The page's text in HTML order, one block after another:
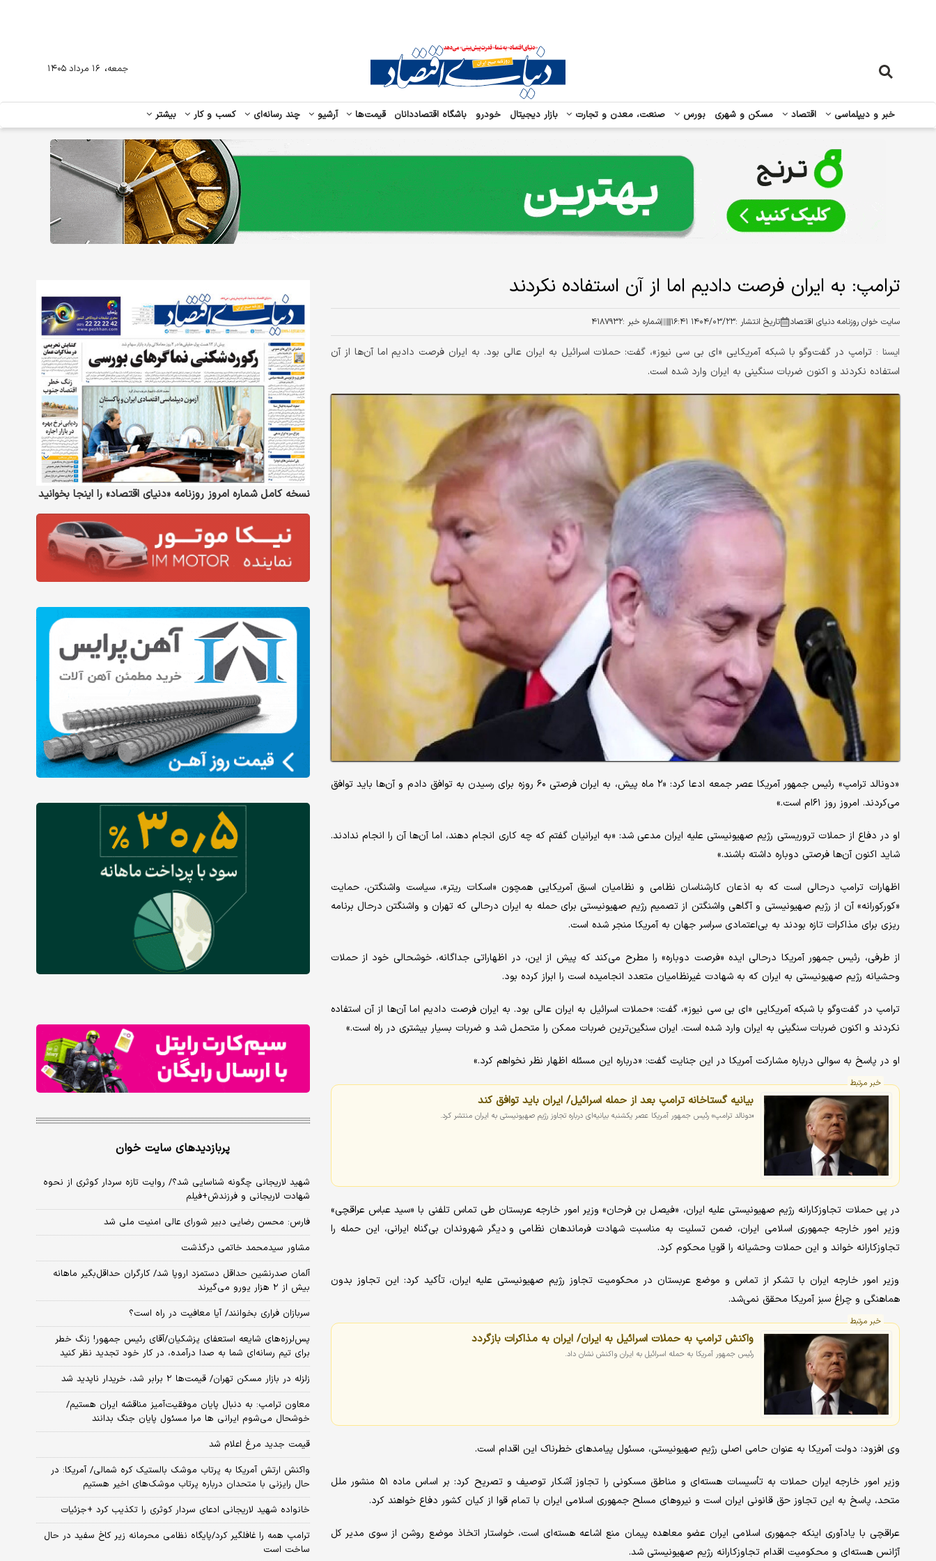
خبر و دیپلماسی اقتصاد مسکن و شهری بورس صنعت، معدن و تجارت بازار دیجیتال خودرو باشگاه اقتصاددانان قیمت‌ها آرشیو چند رسانه‌ای کسب و کار بیشتر
جمعه، ۱۶ مرداد ۱۴۰۵
ترامپ: به ایران فرصت دادیم اما از آن استفاده نکردند
سایت خوان روزنامه دنیای اقتصاد تاریخ انتشار :۱۴۰۴/۰۳/۲۳ ۱۶:۴۱ شماره خبر :۴۱۸۷۹۳۲
ایسنا : ترامپ در گفت‌وگو با شبکه آمریکایی «ای بی سی نیوز»، گفت: حملات اسرائیل به ایران عالی بود. به ایران فرصت دادیم اما آن‌ها از آن
استفاده نکردند و اکنون ضربات سنگینی به ایران وارد شده است.
«دونالد ترامپ» رئیس جمهور آمریکا عصر جمعه ادعا کرد: «۲ ماه پیش، به ایران فرصتی ۶۰ روزه برای رسیدن به توافق دادم و آن‌ها باید توافق
می‌کردند. امروز روز ۶۱ام است.»
او در دفاع از حملات تروریستی رژیم صهیونیستی علیه ایران مدعی شد: «به ایرانیان گفتم که چه کاری انجام دهند، اما آن‌ها آن را انجام ندادند.
شاید اکنون آن‌ها فرصتی دوباره داشته باشند.»
اظهارات ترامپ درحالی است که به اذعان کارشناسان نظامی و نظامیان اسبق آمریکایی همچون «اسکات ریتر»، سیاست واشنگتن، حمایت
«کورکورانه» آن از رژیم صهیونیستی و آگاهی واشنگتن از تصمیم رژیم صهیونیستی برای حمله به ایران درحالی که تهران و واشنگتن درحال برنامه
ریزی برای مذاکرات تازه بودند به بی‌اعتمادی سراسر جهان به آمریکا منجر شده است.
از طرفی، رئیس جمهور آمریکا درحالی ایده «فرصت دوباره» را مطرح می‌کند که پیش از این، در اظهاراتی جداگانه، خوشحالی خود از حملات
وحشیانه رژیم صهیونیستی به ایران که به شهادت غیرنظامیان متعدد انجامیده است را ابراز کرده بود.
ترامپ در گفت‌وگو با شبکه آمریکایی «ای بی سی نیوز»، گفت: «حملات اسرائیل به ایران عالی بود. به ایران فرصت دادیم اما آن‌ها از آن استفاده
نکردند و اکنون ضربات سنگینی به ایران وارد شده است. ایران سنگین‌ترین ضربات ممکن را متحمل شد و ضربات بسیار بیشتری در راه است.»
او در پاسخ به سوالی درباره مشارکت آمریکا در این جنایت گفت: «درباره این مسئله اظهار نظر نخواهم کرد.»
خبر مرتبط
بیانیه گستاخانه ترامپ بعد از حمله اسرائیل/ ایران باید توافق کند
«دونالد ترامپ» رئیس جمهور آمریکا عصر یکشنبه بیانیه‌ای درباره تجاوز رژیم صهیونیستی به ایران منتشر کرد.
در پی حملات تجاوزکارانه رژیم صهیونیستی علیه ایران، «فیصل بن فرحان» وزیر امور خارجه عربستان طی تماس تلفنی با «سید عباس عراقچی»
وزیر امور خارجه جمهوری اسلامی ایران، ضمن تسلیت به مناسبت شهادت فرماندهان نظامی و دیگر شهروندان بی‌گناه ایرانی، این حمله را
تجاوزکارانه خواند و این حملات وحشیانه را قویا محکوم کرد.
وزیر امور خارجه ایران با تشکر از تماس و موضع عربستان در محکومیت تجاوز رژیم صهیونیستی علیه ایران، تأکید کرد: این تجاوز بدون
هماهنگی و چراغ سبز آمریکا محقق نمی‌شد.
خبر مرتبط
واکنش ترامپ به حملات اسرائیل به ایران/ ایران به مذاکرات بازگردد
رئیس جمهور آمریکا به حمله اسرائیل به ایران واکنش نشان داد.
وی افزود: دولت آمریکا به عنوان حامی اصلی رژیم صهیونیستی، مسئول پیامدهای خطرناک این اقدام است.
وزیر امور خارجه ایران حملات به تأسیسات هسته‌ای و مناطق مسکونی را تجاوز آشکار توصیف و تصریح کرد: بر اساس ماده ۵۱ منشور ملل
متحد، پاسخ به این تجاوز حق قانونی ایران است و نیروهای مسلح جمهوری اسلامی ایران با تمام قوا از کیان کشور دفاع خواهند کرد.
عراقچی با یادآوری اینکه جمهوری اسلامی ایران عضو معاهده پیمان منع اشاعه هسته‌ای است، خواستار اتخاذ موضع روشن از سوی مدیر کل
آژانس هسته‌ای و محکومیت اقدام تجاوزکارانه رژیم صهیونیستی شد.
نسخه کامل شماره امروز روزنامه «دنیای‌ اقتصاد» را اینجا بخوانید
پربازدیدهای سایت خوان
شهید لاریجانی چگونه شناسایی شد؟/ روایت تازه سردار کوثری از نحوه
شهادت لاریجانی و فرزندش+فیلم
فارس: محسن رضایی دبیر شورای عالی امنیت ملی شد
مشاور سیدمحمد خاتمی درگذشت
آلمان صدرنشین حداقل دستمزد اروپا شد/ کارگران حداقل‌بگیر ماهانه
بیش از ۲ هزار یورو می‌گیرند
سربازان فراری بخوانند/ آیا معافیت در راه است؟
پس‌لرزه‌های شایعه استعفای پزشکیان/آقای رئیس جمهور! زنگ خطر
برای تیم رسانه‌ای شما به صدا درآمده، در کار خود تجدید نظر کنید
زلزله در بازار مسکن تهران/ قیمت‌ها ۲ برابر شد، خریدار ناپدید شد
معاون ترامپ: به دنبال پایان موفقیت‌آمیز مناقشه ایران هستیم/
خوشحال می‌شوم ایرانی ها مرا مسئول پایان جنگ بدانند
قیمت جدید مرغ اعلام شد
واکنش ارتش آمریکا به پرتاب موشک بالستیک کره شمالی/ آمریکا: در
حال رایزنی با متحدان درباره پرتاب موشک‌های اخیر هستیم
خانواده شهید لاریجانی ادعای سردار کوثری را تکذیب کرد +جزئیات
ترامپ همه را غافلگیر کرد/پایگاه نظامی محرمانه زیر کاخ سفید در حال
ساخت است